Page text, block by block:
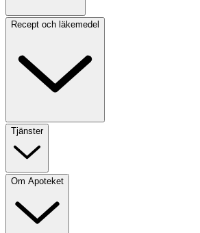
Recept och läkemedel
Tjänster
Om Apoteket